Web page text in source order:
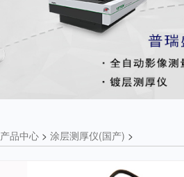
产品中心 > 涂层测厚仪(国产) >